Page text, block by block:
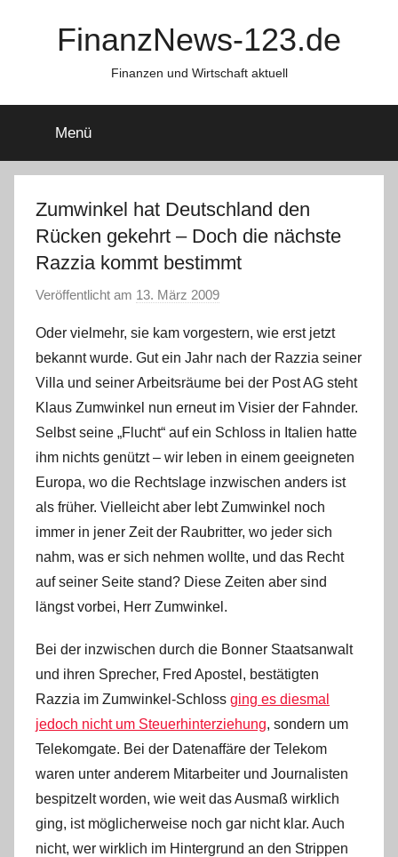
FinanzNews-123.de
Finanzen und Wirtschaft aktuell
Menü
Zumwinkel hat Deutschland den
Rücken gekehrt – Doch die nächste
Razzia kommt bestimmt
Veröffentlicht am 13. März 2009
n
Oder vielmehr, sie kam vorgestern, wie erst jetzt
bekannt wurde. Gut ein Jahr nach der Razzia seiner
Villa und seiner Arbeitsräume bei der Post AG steht
Klaus Zumwinkel nun erneut im Visier der Fahnder.
Selbst seine „Flucht“ auf ein Schloss in Italien hatte
ihm nichts genützt – wir leben in einem geeigneten
Europa, wo die Rechtslage inzwischen anders ist
als früher. Vielleicht aber lebt Zumwinkel noch
immer in jener Zeit der Raubritter, wo jeder sich
nahm, was er sich nehmen wollte, und das Recht
auf seiner Seite stand? Diese Zeiten aber sind
längst vorbei, Herr Zumwinkel.
Bei der inzwischen durch die Bonner Staatsanwalt
und ihren Sprecher, Fred Apostel, bestätigten
Razzia im Zumwinkel-Schloss ging es diesmal
jedoch nicht um Steuerhinterziehung, sondern um
Telekomgate. Bei der Datenaffäre der Telekom
waren unter anderem Mitarbeiter und Journalisten
bespitzelt worden, wie weit das Ausmaß wirklich
ging, ist möglicherweise noch gar nicht klar. Auch
nicht, wer wirklich im Hintergrund an den Strippen